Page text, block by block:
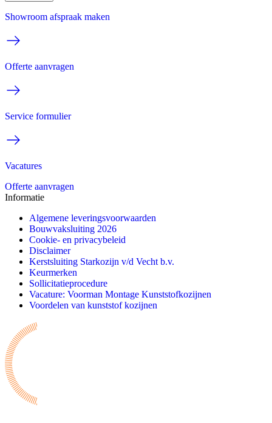
Showroom afspraak maken
Offerte aanvragen
Service formulier
Vacatures
Offerte aanvragen
Informatie
Algemene leveringsvoorwaarden
Bouwvaksluiting 2026
Cookie- en privacybeleid
Disclaimer
Kerstsluiting Starkozijn v/d Vecht b.v.
Keurmerken
Sollicitatieprocedure
Vacature: Voorman Montage Kunststofkozijnen
Voordelen van kunststof kozijnen